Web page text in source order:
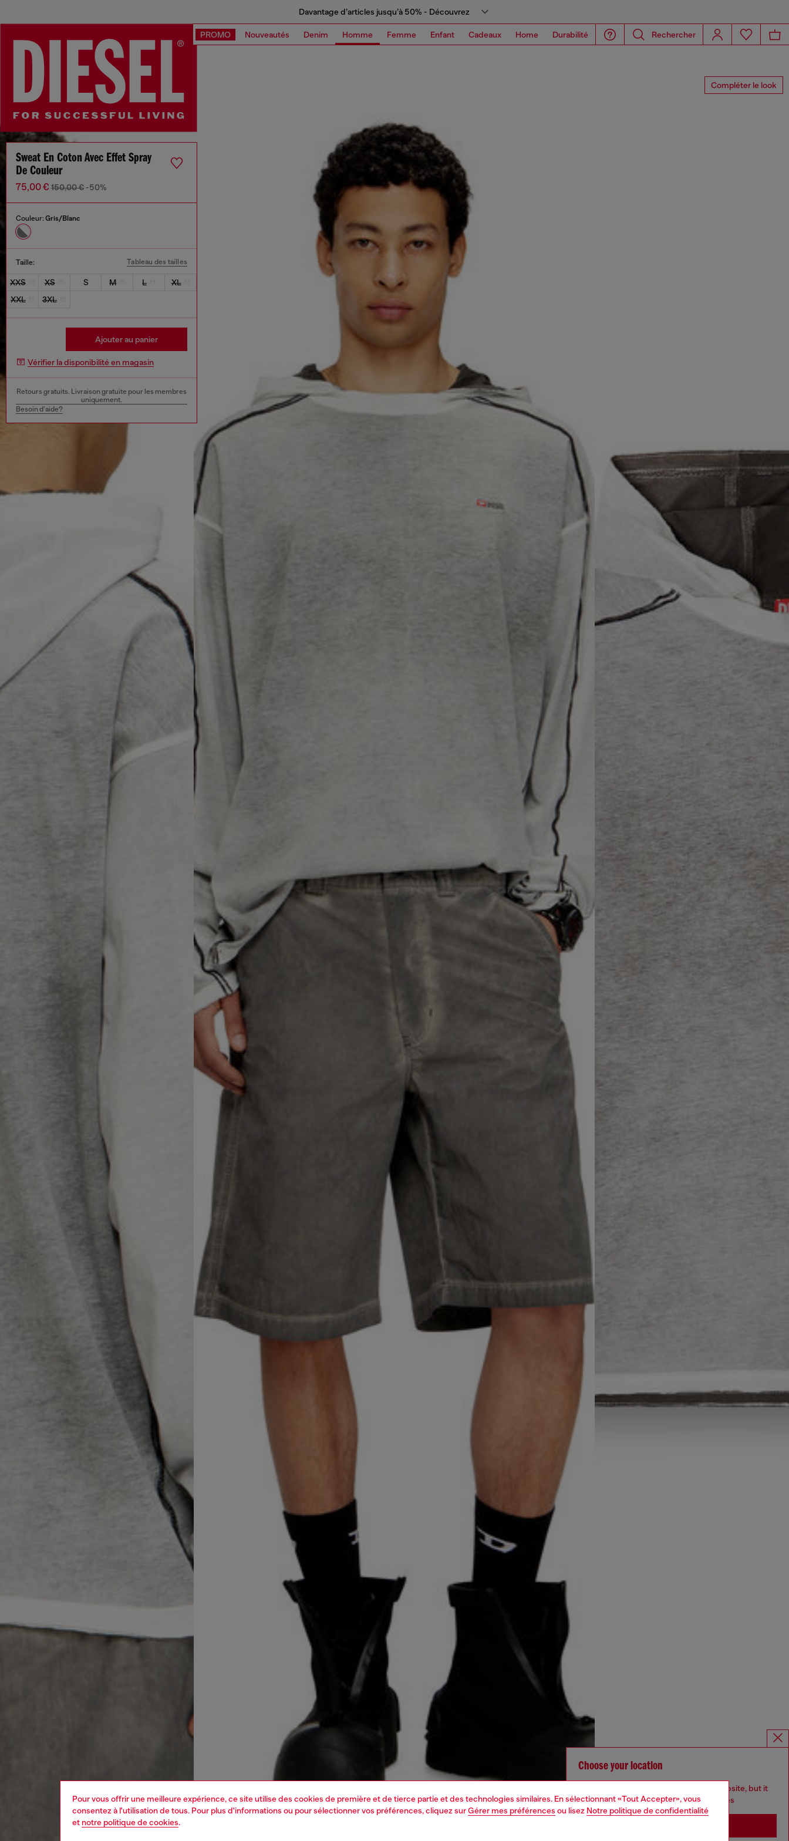
Pour vous offrir une meilleure expérience, ce site utilise des cookies de première et de tierce partie et des technologies similaires. En sélectionnant «Tout Accepter», vous
consentez à l'utilisation de tous. Pour plus d'informations ou pour sélectionner vos préférences, cliquez surGérer mes préférences ou lisez Notre politique de confidentialité
et notre politique de cookies.
Davantage d’articles jusqu’à 50% - Découvrez
PROMO Nouveautés Denim Homme Femme Enfant Cadeaux Home Durabilité Rechercher
Compléter le look
Sweat En Coton Avec Effet Spray
De Couleur
75,00 € 150,00 € -50%
Couleur: Gris/Blanc
Taille: Tableau des tailles
XXS XS S M L
XL
XXL
3XL
Ajouter au panier
Vérifier la disponibilité en magasin
Retours gratuits. Livraison gratuite pour les membres
uniquement.
Besoin d’aide?
Choose your location
You are currently browsing Belgique website, but it
seems you may be based in United States